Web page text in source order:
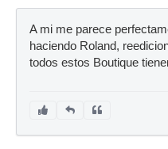
A mi me parece
haciendo Roland,
todos estos Boutique